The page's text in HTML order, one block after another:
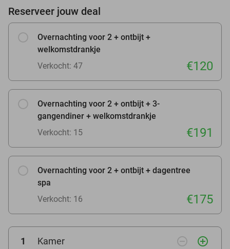
Reserveer jouw deal
Overnachting voor 2 + ontbijt +
welkomstdrankje
Verkocht: 47
€120
Overnachting voor 2 + ontbijt + 3-
gangendiner + welkomstdrankje
Verkocht: 15
€191
Overnachting voor 2 + ontbijt + dagentree
spa
Verkocht: 16
€175
1 Kamer remove_circle_outline add_circle_outline